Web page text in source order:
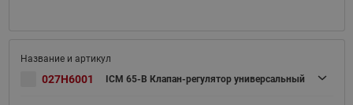
027H6001 ICM 65-B Клапан-регулятор универсальный